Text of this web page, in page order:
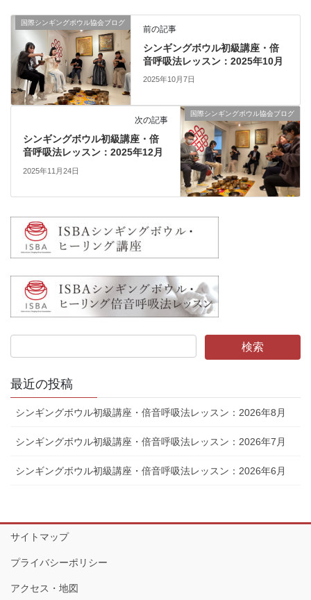
国際シンギングボウル協会ブログ
前の記事
シンギングボウル初級講座・倍
音呼吸法レッスン：2025年10月
2025年10月7日
国際シンギングボウル協会ブログ
次の記事
シンギングボウル初級講座・倍
音呼吸法レッスン：2025年12月
2025年11月24日
最近の投稿
シンギングボウル初級講座・倍音呼吸法レッスン：2026年8月
シンギングボウル初級講座・倍音呼吸法レッスン：2026年7月
シンギングボウル初級講座・倍音呼吸法レッスン：2026年6月
サイトマップ
プライバシーポリシー
アクセス・地図